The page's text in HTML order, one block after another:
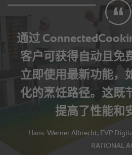
通过
客户可获得自动且免
立即使用最新功能，
化的烹饪路径。这既
提高了性能和
Hans-Werner Albrecht, EVP
RATIONAL